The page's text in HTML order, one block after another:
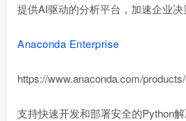
提供AI驱动的分析平台，加速企业决
Anaconda Enterprise
https://www.anaconda.com/
支持快速开发和部署安全的Python解